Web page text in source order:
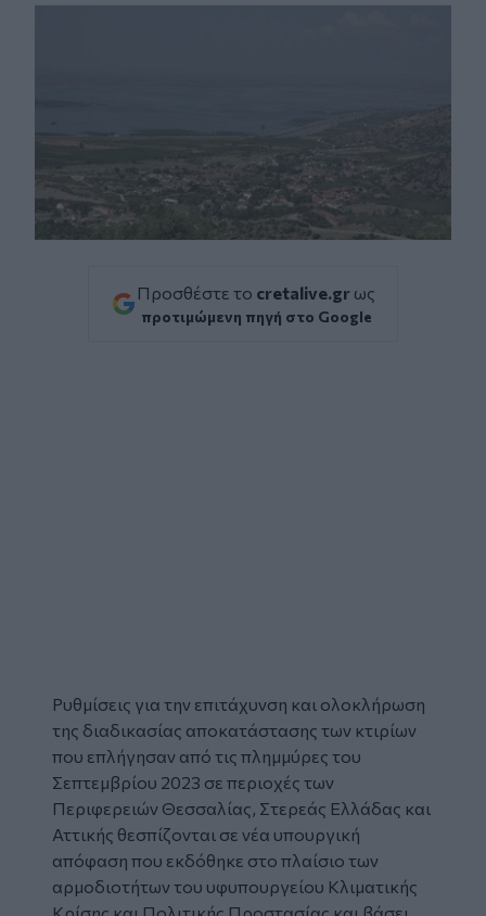
Προσθέστε το cretalive.gr ως
προτιμώμενη πηγή στο Google
Ρυθμίσεις για την επιτάχυνση και ολοκλήρωση
της διαδικασίας αποκατάστασης των κτιρίων
που επλήγησαν από τις πλημμύρες του
Σεπτεμβρίου 2023 σε περιοχές των
Περιφερειών Θεσσαλίας, Στερεάς Ελλάδας και
Αττικής θεσπίζονται σε νέα υπουργική
απόφαση που εκδόθηκε στο πλαίσιο των
αρμοδιοτήτων του υφυπουργείου Κλιματικής